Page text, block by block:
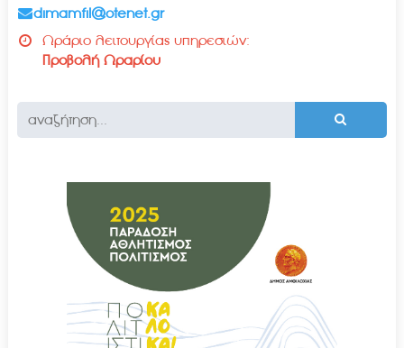
dimamfil@otenet.gr
Ωράριο λειτουργίας υπηρεσιών:
Προβολή Ωραρίου